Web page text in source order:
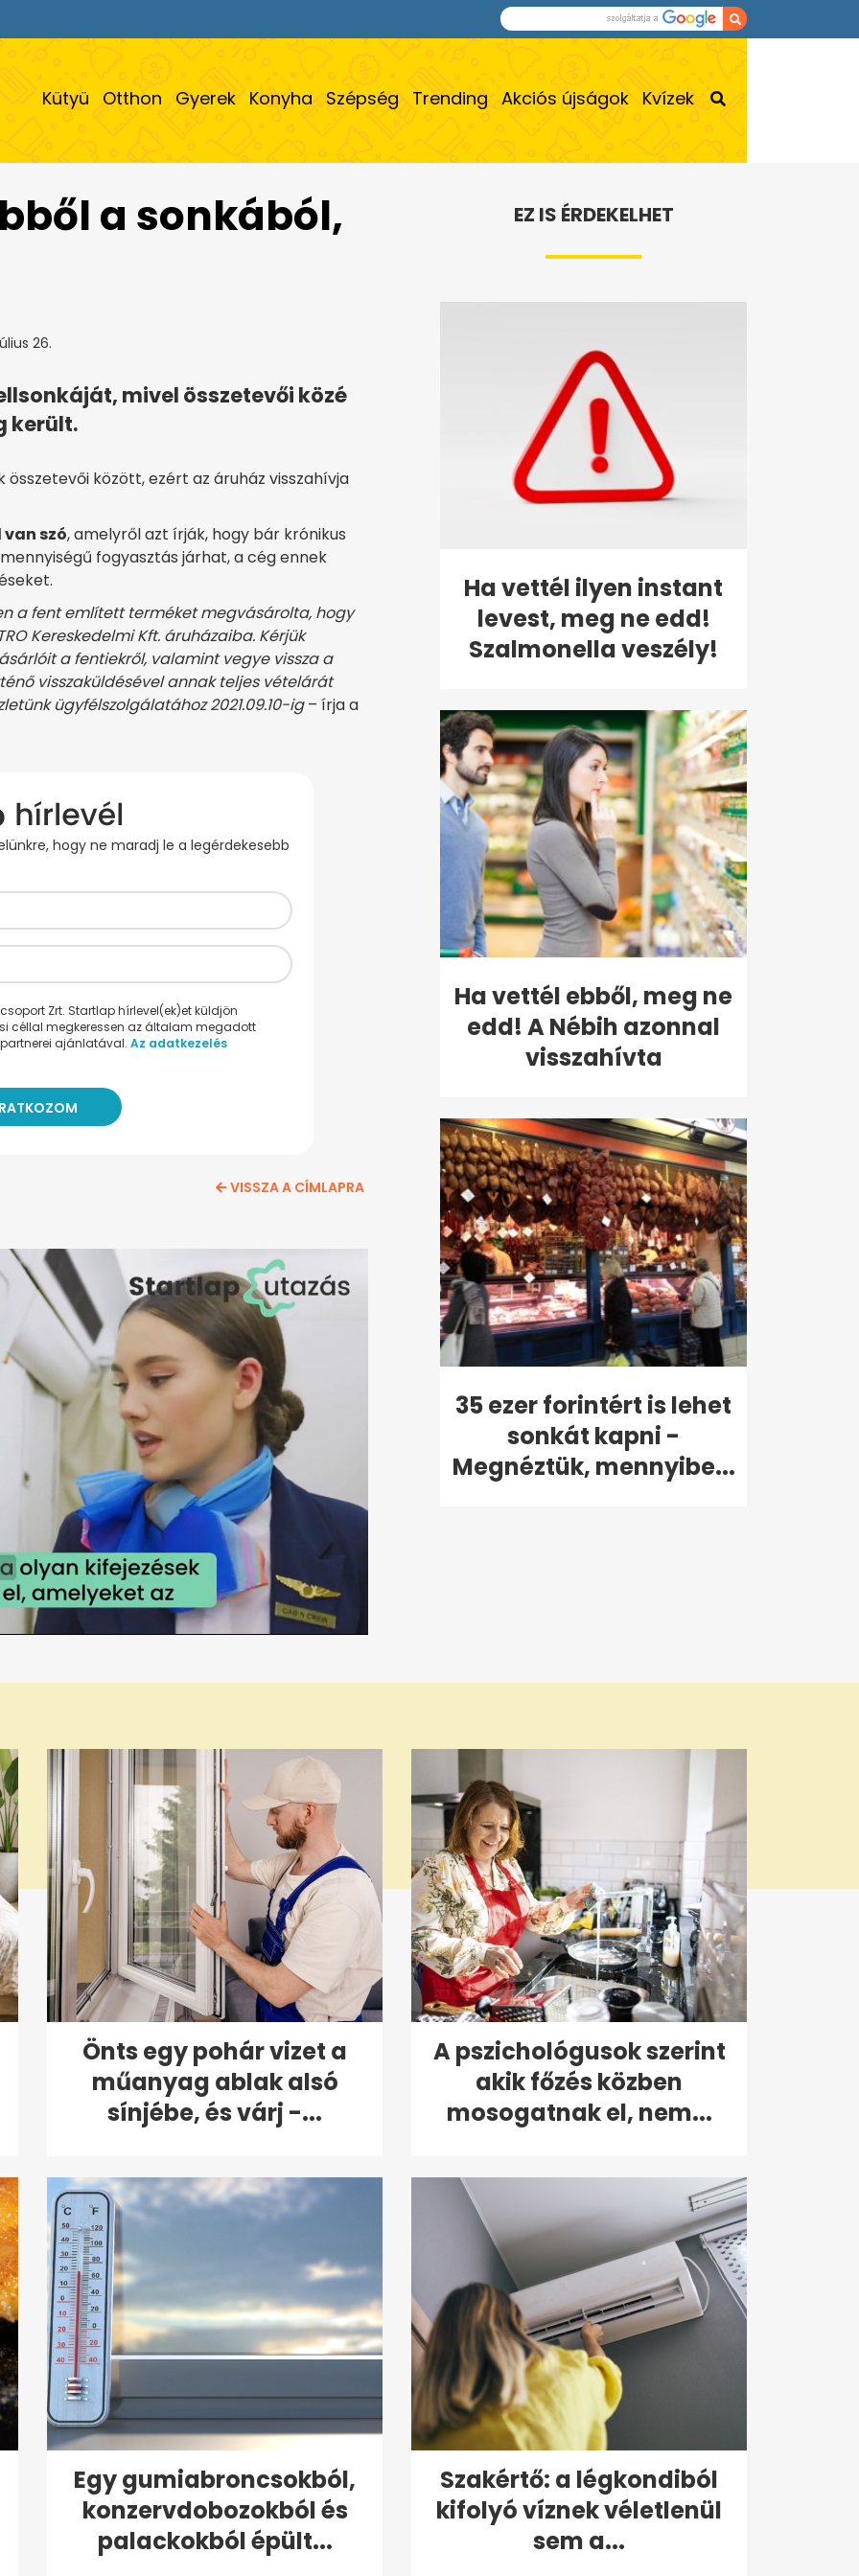
Kütyü Otthon Gyerek Konyha Szépség Trending Akciós újságok Kvízek
a sonkából,
26.
mivel összetevői közé
került.
összetevői között, ezért az áruház visszahívja
szó, amelyről azt írják, hogy bár krónikus
fogyasztás járhat, a cég ennek
a fent említett terméket megvásárolta, hogy
Kereskedelmi Kft. áruházaiba. Kérjük
a fentiekről, valamint vegye vissza a
visszaküldésével annak teljes vételárát
ügyfélszolgálatához 2021.09.10-ig– írja a
hogy ne maradj le a legérdekesebb
Zrt. Startlap hírlevel(ek)et küldjön
céllal megkeressen az általam megadott
ajánlatával. Az adatkezelés
VISSZA A CÍMLAPRA
EZ IS ÉRDEKELHET
Ha vettél ilyen instant
levest, meg ne edd!
Szalmonella veszély!
Ha vettél ebből, meg ne
edd! A Nébih azonnal
visszahívta
35 ezer forintért is lehet
sonkát kapni -
Megnéztük, mennyibe...
Önts egy pohár vizet a
műanyag ablak alsó
sínjébe, és várj -...
A pszichológusok szerint
akik főzés közben
mosogatnak el, nem...
Egy gumiabroncsokból,
konzervdobozokból és
palackokból épült...
Szakértő: a légkondiból
kifolyó víznek véletlenül
sem a...